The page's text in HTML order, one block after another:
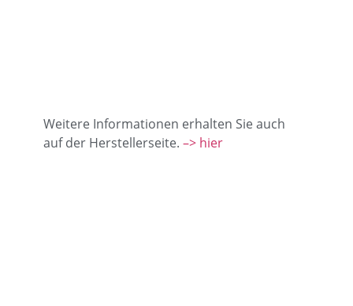
Weitere Informationen erhalten Sie auch
auf der Herstellerseite. –> hier